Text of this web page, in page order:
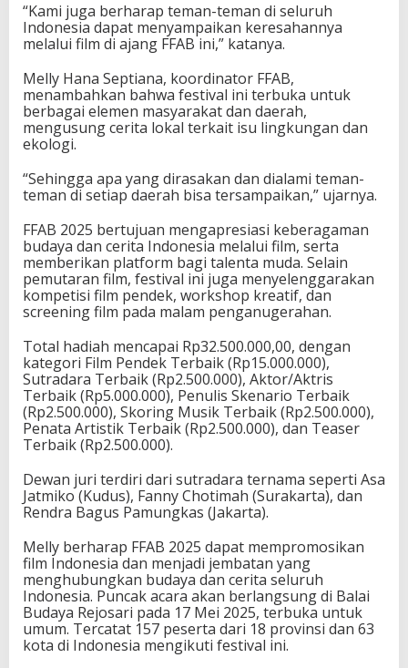
“Kami juga berharap teman-teman di seluruh
Indonesia dapat menyampaikan keresahannya
melalui film di ajang FFAB ini,” katanya.
Melly Hana Septiana, koordinator FFAB,
menambahkan bahwa festival ini terbuka untuk
berbagai elemen masyarakat dan daerah,
mengusung cerita lokal terkait isu lingkungan dan
ekologi.
“Sehingga apa yang dirasakan dan dialami teman-
teman di setiap daerah bisa tersampaikan,” ujarnya.
FFAB 2025 bertujuan mengapresiasi keberagaman
budaya dan cerita Indonesia melalui film, serta
memberikan platform bagi talenta muda. Selain
pemutaran film, festival ini juga menyelenggarakan
kompetisi film pendek, workshop kreatif, dan
screening film pada malam penganugerahan.
Total hadiah mencapai Rp32.500.000,00, dengan
kategori Film Pendek Terbaik (Rp15.000.000),
Sutradara Terbaik (Rp2.500.000), Aktor/Aktris
Terbaik (Rp5.000.000), Penulis Skenario Terbaik
(Rp2.500.000), Skoring Musik Terbaik (Rp2.500.000),
Penata Artistik Terbaik (Rp2.500.000), dan Teaser
Terbaik (Rp2.500.000).
Dewan juri terdiri dari sutradara ternama seperti Asa
Jatmiko (Kudus), Fanny Chotimah (Surakarta), dan
Rendra Bagus Pamungkas (Jakarta).
Melly berharap FFAB 2025 dapat mempromosikan
film Indonesia dan menjadi jembatan yang
menghubungkan budaya dan cerita seluruh
Indonesia. Puncak acara akan berlangsung di Balai
Budaya Rejosari pada 17 Mei 2025, terbuka untuk
umum. Tercatat 157 peserta dari 18 provinsi dan 63
kota di Indonesia mengikuti festival ini.